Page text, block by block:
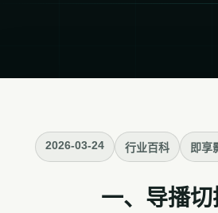
2026-03-24 行业百科 即享
一、导播